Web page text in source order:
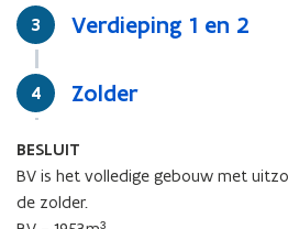
Stap
3 Verdieping 1 en 2
Stap
4 Zolder
BESLUIT
BV is het volledige gebouw met
de zolder.